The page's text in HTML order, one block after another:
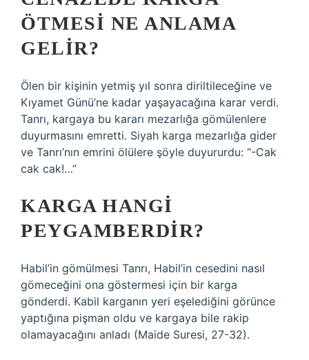
ÖTMESI NE ANLAMA
GELIR?
Ölen bir kişinin yetmiş yıl sonra diriltileceğine ve
Kıyamet Günü’ne kadar yaşayacağına karar verdi.
Tanrı, kargaya bu kararı mezarlığa gömülenlere
duyurmasını emretti. Siyah karga mezarlığa gider
ve Tanrı’nın emrini ölülere şöyle duyururdu: “-Cak
cak cak!…”
KARGA HANGI
PEYGAMBERDIR?
Habil’in gömülmesi Tanrı, Habil’in cesedini nasıl
gömeceğini ona göstermesi için bir karga
gönderdi. Kabil karganın yeri eşelediğini görünce
yaptığına pişman oldu ve kargaya bile rakip
olamayacağını anladı (Maide Suresi, 27-32).